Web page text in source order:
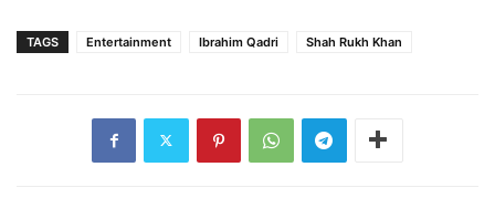
TAGS Entertainment Ibrahim Qadri Shah Rukh Khan